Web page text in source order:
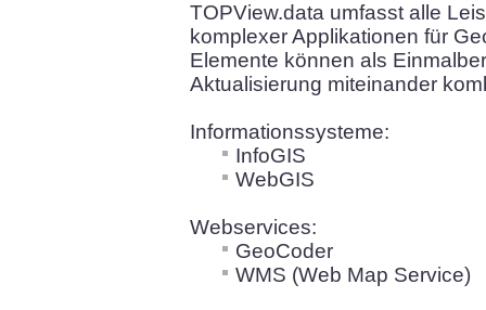
TOPView.data umfasst alle
komplexer Applikationen für
Elemente können als
Aktualisierung miteinander
Informationssysteme:
InfoGIS
WebGIS
Webservices:
GeoCoder
WMS (Web Map Service)